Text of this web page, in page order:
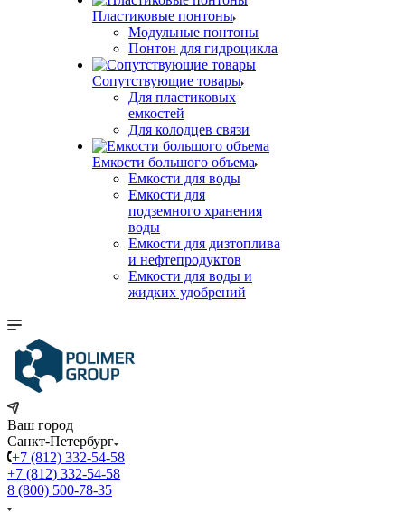
Пластиковые понтоны
Модульные понтоны
Понтон для гидроцикла
Сопутствующие товары
Для пластиковых
емкостей
Для колодцев связи
Емкости большого объема
Емкости для воды
Емкости для
подземного хранения
воды
Емкости для дизтоплива
и нефтепродуктов
Емкости для воды и
жидких удобрений
Ваш город
Санкт-Петербург
+7 (812) 332-54-58
+7 (812) 332-54-58
8 (800) 500-78-35